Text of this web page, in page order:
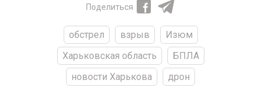
Поделиться
обстрел взрыв
Изюм
Харьковская область
БПЛА
новости Харькова
дрон